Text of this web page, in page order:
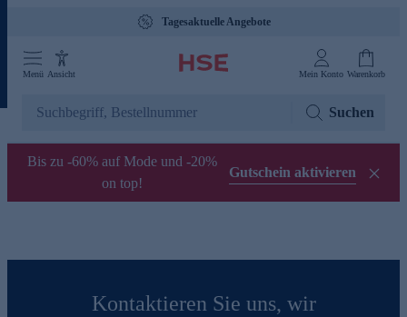
Tagesaktuelle Angebote
Menü Ansicht Mein Konto Warenkorb
Suchen
Bis zu -60% auf Mode und -20%
on top!
Gutschein aktivieren
Kontaktieren Sie uns, wir